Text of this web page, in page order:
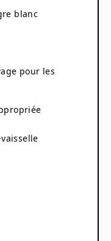
blanc
pour les